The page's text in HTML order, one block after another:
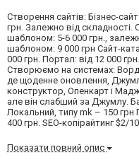
Створення сайтів: Бізнес-
грн. Залежно від складності.
шаблоном: 5-6 000 грн.,
шаблоном: 9 000 грн Сайт-
000 грн. Портал: від 12 000
Створюємо на системах:
де щоденне оновлення,
конструктор, Опенкарт і
але він слабший за Джумлу.
Локальний, типу mk – 150 грн
400 грн. SEO-копірайтинг $2/
Показати повний опис